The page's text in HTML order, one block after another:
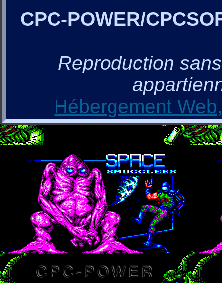
CPC-POWER/
Reproduction
Hébergement